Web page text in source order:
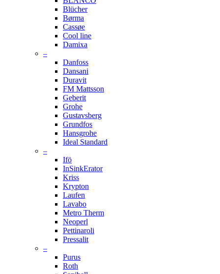
Blücher
Børma
Cassøe
Cool line
Damixa
–
Danfoss
Dansani
Duravit
FM Mattsson
Geberit
Grohe
Gustavsberg
Grundfos
Hansgrohe
Ideal Standard
–
Ifö
InSinkErator
Kriss
Krypton
Laufen
Lavabo
Metro Therm
Neoperl
Pettinaroli
Pressalit
–
Purus
Roth